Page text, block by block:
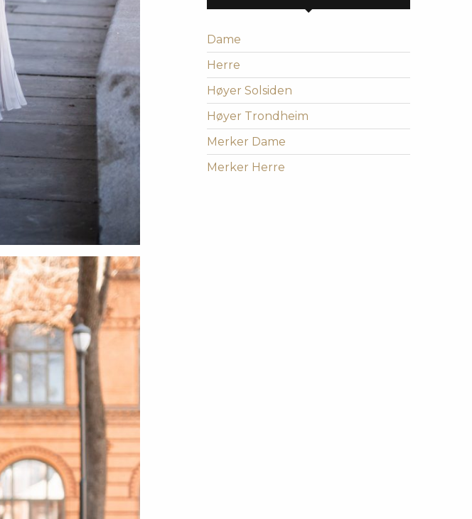
Dame
Herre
Høyer Solsiden
Høyer Trondheim
Merker Dame
Merker Herre